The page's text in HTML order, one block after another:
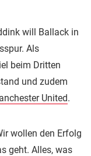
will Ballack in
Als
beim Dritten
und zudem
United.
wollen den Erfolg
geht. Alles, was